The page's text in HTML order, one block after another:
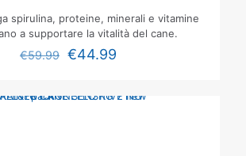
spirulina, proteine, minerali e vitamine
a supportare la vitalità del cane.
€59.99 €44.99